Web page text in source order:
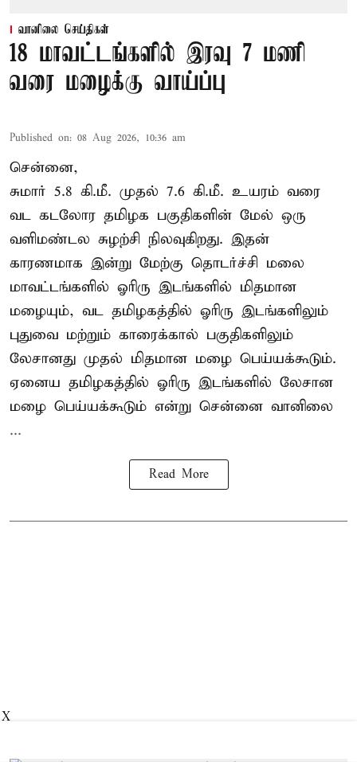
வானிலை செய்திகள்
18 மாவட்டங்களில் இரவு 7 மணி
வரை மழைக்கு வாய்ப்பு
Published on: 08 Aug 2026, 10:36 am
சென்னை,
சுமார் 5.8 கி.மீ. முதல் 7.6 கி.மீ. உயரம் வரை
வட கடலோர தமிழக பகுதிகளின் மேல் ஒரு
வளிமண்டல சுழற்சி நிலவுகிறது. இதன்
காரணமாக இன்று மேற்கு தொடர்ச்சி மலை
மாவட்டங்களில் ஓரிரு இடங்களில் மிதமான
மழையும், வட தமிழகத்தில் ஓரிரு இடங்களிலும்
புதுவை மற்றும் காரைக்கால் பகுதிகளிலும்
லேசானது முதல் மிதமான மழை பெய்யக்கூடும்.
ஏனைய தமிழகத்தில் ஓரிரு இடங்களில் லேசான
மழை பெய்யக்கூடும் என்று சென்னை வானிலை
...
Read More
X